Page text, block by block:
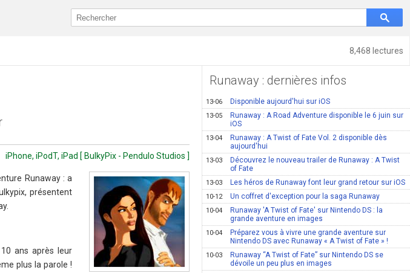
8,468 lectures
iPhone, iPodT, iPad [ BulkyPix - Pendulo Studios ]
Runaway : a
présentent
ans après leur
plus la parole !
Runaway : dernières infos
13-06 Disponible aujourd'hui sur iOS
13-05
Runaway : A Road Adventure disponible le 6 juin sur
iOS
13-04
Runaway : A Twist of Fate Vol. 2 disponible dès
aujourd'hui
13-03
Découvrez le nouveau trailer de Runaway : A Twist
of Fate
13-03 Les héros de Runaway font leur grand retour sur iOS
10-12 Un coffret d'exception pour la saga Runaway
10-04
Runaway 'A Twist of Fate' sur Nintendo DS : la
grande aventure en images
10-04
Préparez vous à vivre une grande aventure sur
Nintendo DS avec Runaway « A Twist of Fate » !
10-03
Runaway “A Twist of Fate” sur Nintendo DS se
dévoile un peu plus en images